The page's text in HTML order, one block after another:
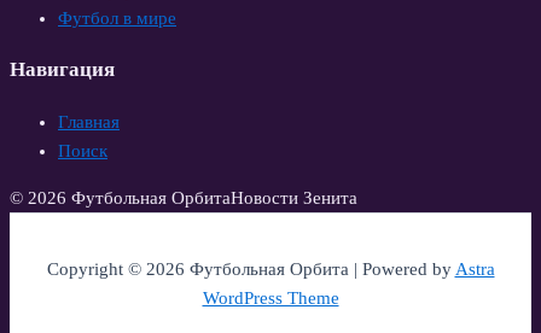
Футбол в мире
Навигация
Главная
Поиск
© 2026 Футбольная ОрбитаНовости Зенита
Copyright © 2026 Футбольная Орбита | Powered byAstra
WordPress Theme